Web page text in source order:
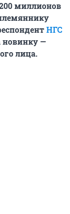
миллионов
НГС
новинку —
лица.